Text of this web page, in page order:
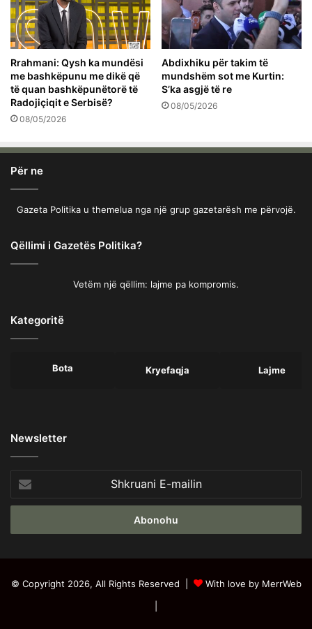
Rrahmani: Qysh ka mundësi
me bashkëpunu me dikë që
të quan bashkëpunëtorë të
Radojiçiqit e Serbisë?
08/05/2026
Abdixhiku për takim të
mundshëm sot me Kurtin:
S’ka asgjë të re
08/05/2026
Për ne
Gazeta Politika u themelua nga një grup gazetarësh me përvojë.
Qëllimi i Gazetës Politika?
Vetëm një qëllim: lajme pa kompromis.
Kategoritë
Bota Kryefaqja Lajme
Newsletter
E-
mailin
© Copyright 2026, All Rights Reserved |
With love by MerrWeb